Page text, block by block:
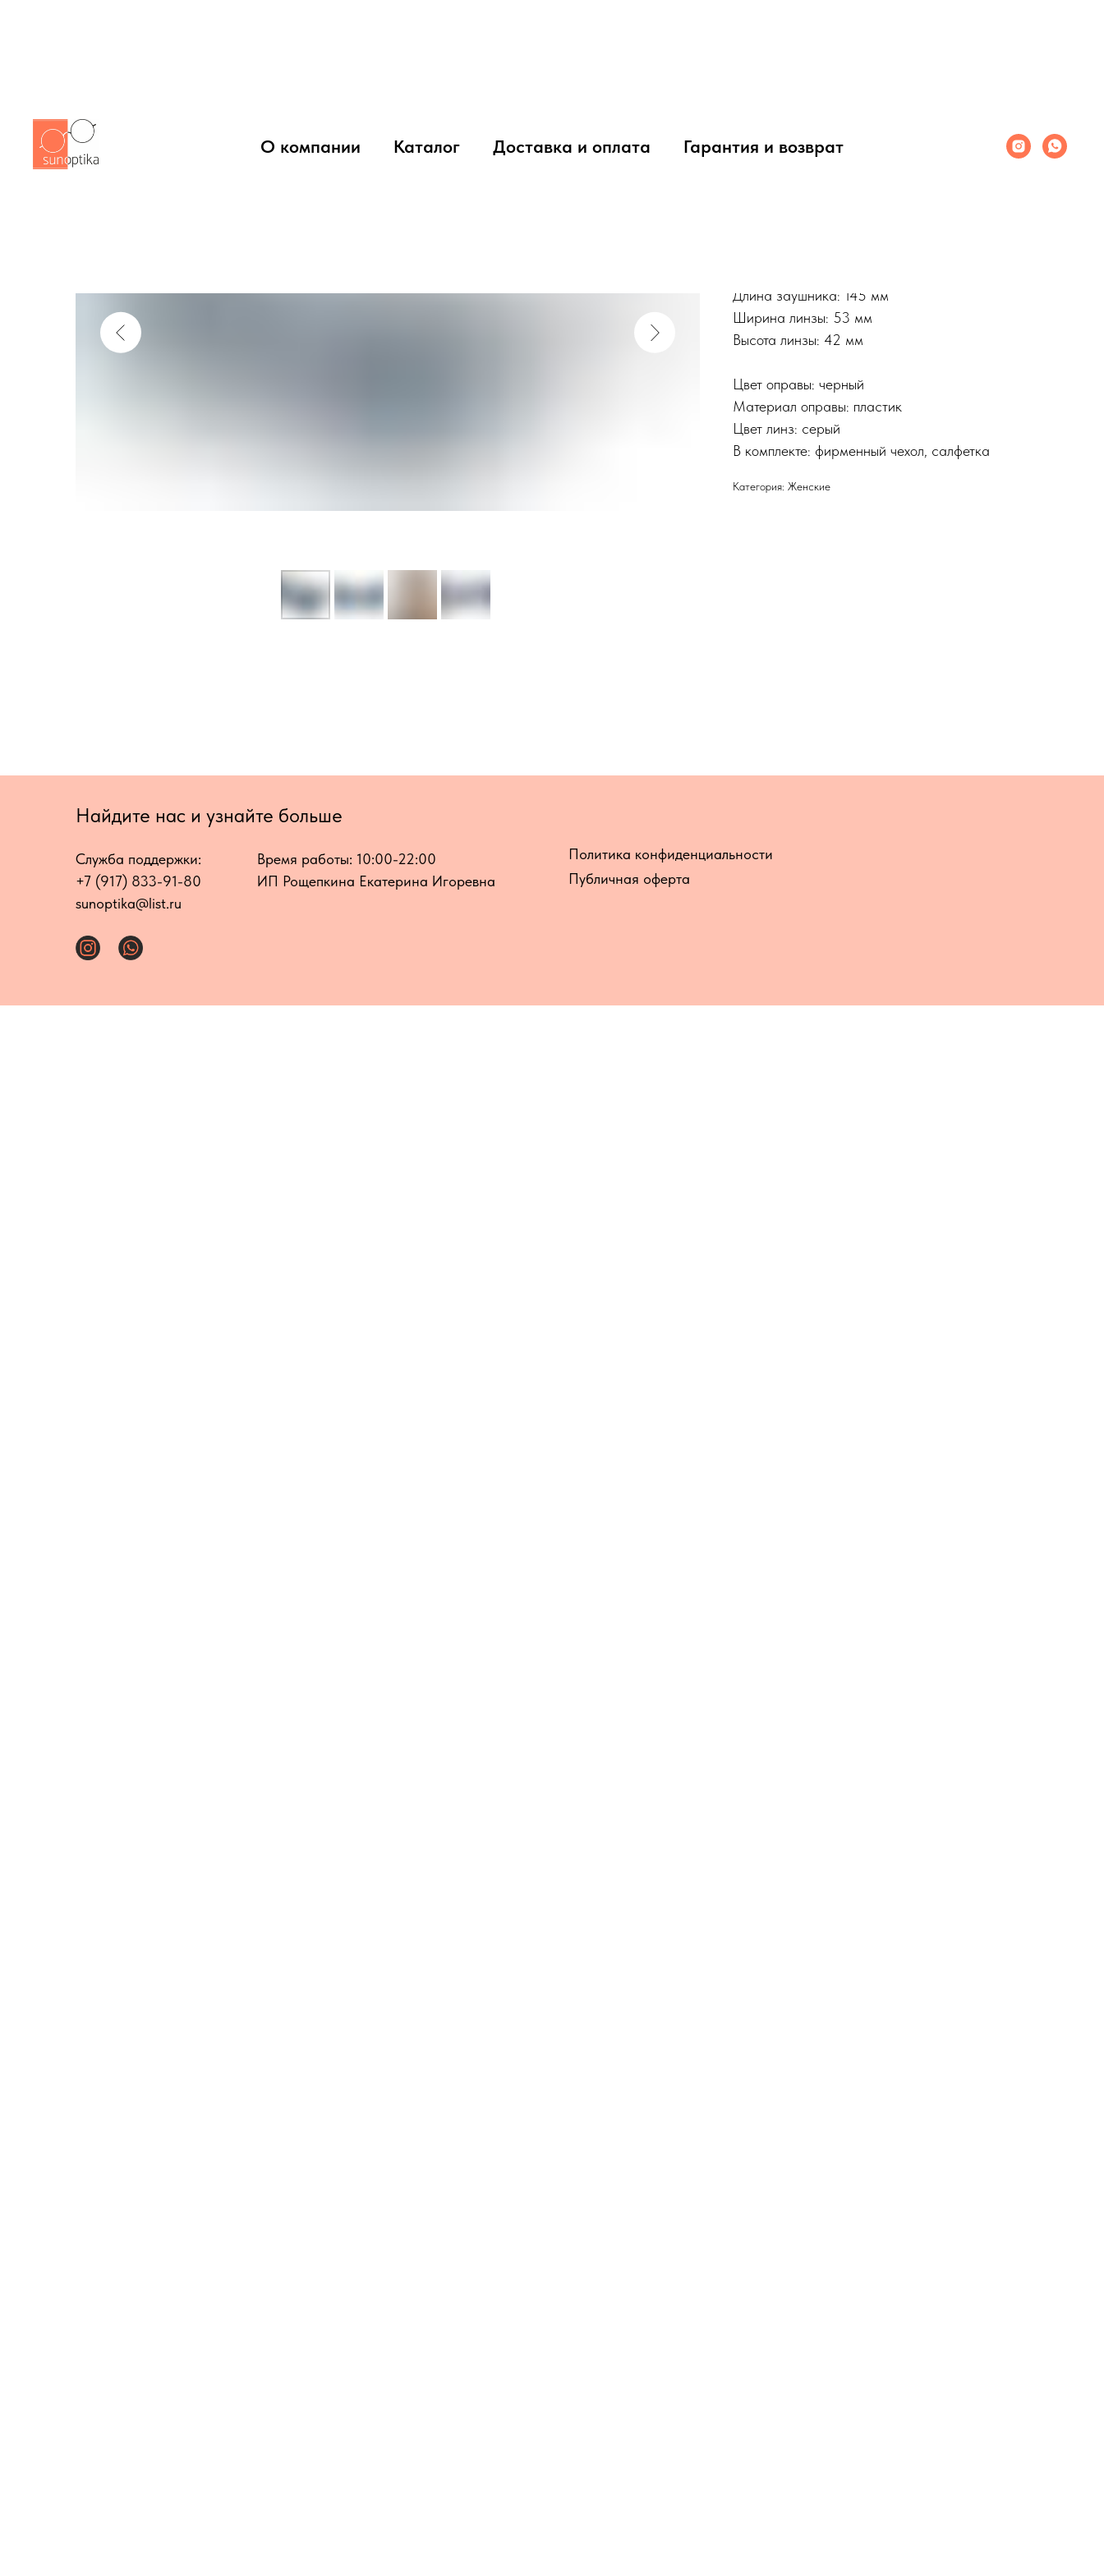
О компании Каталог Доставка и оплата Гарантия и возврат
Длина заушника: 145 мм
Ширина линзы: 53 мм
Высота линзы: 42 мм
Цвет оправы: черный
Материал оправы: пластик
Цвет линз: серый
В комплекте: фирменный чехол, салфетка
Категория: Женские
Служба поддержки:
+7 (917) 833-91-80
sunoptika@list.ru
Политика конфиденциальности
Публичная оферта
Время работы: 10:00-22:00
ИП Рощепкина Екатерина Игоревна
Найдите нас и узнайте больше